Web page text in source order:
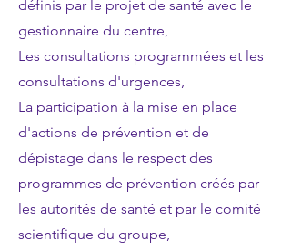
définis par le projet de santé avec le
gestionnaire du centre,
Les consultations programmées et les
consultations d'urgences,
La participation à la mise en place
d'actions de prévention et de
dépistage dans le respect des
programmes de prévention créés par
les autorités de santé et par le comité
scientifique du groupe,